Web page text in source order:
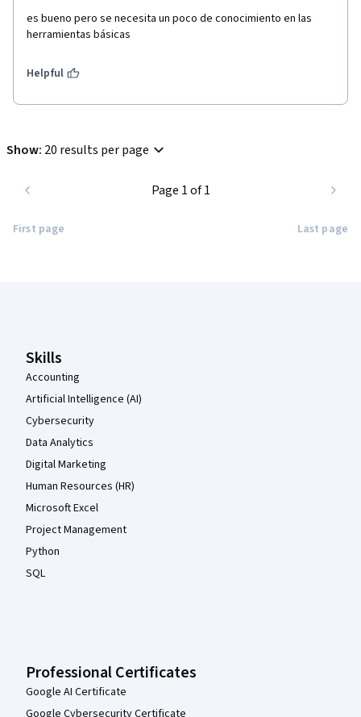
es bueno pero se necesita un poco de conocimiento en las
herramientas básicas
Helpful
Show: 20 results per page
First page
Page 1 of 1
Last page
Skills
Accounting
Artificial Intelligence (AI)
Cybersecurity
Data Analytics
Digital Marketing
Human Resources (HR)
Microsoft Excel
Project Management
Python
SQL
Professional Certificates
Google AI Certificate
Google Cybersecurity Certificate